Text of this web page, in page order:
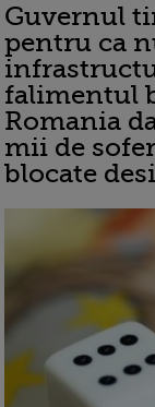
Guvernul
pentru ca
falimentul
Romania
mii de
blocate